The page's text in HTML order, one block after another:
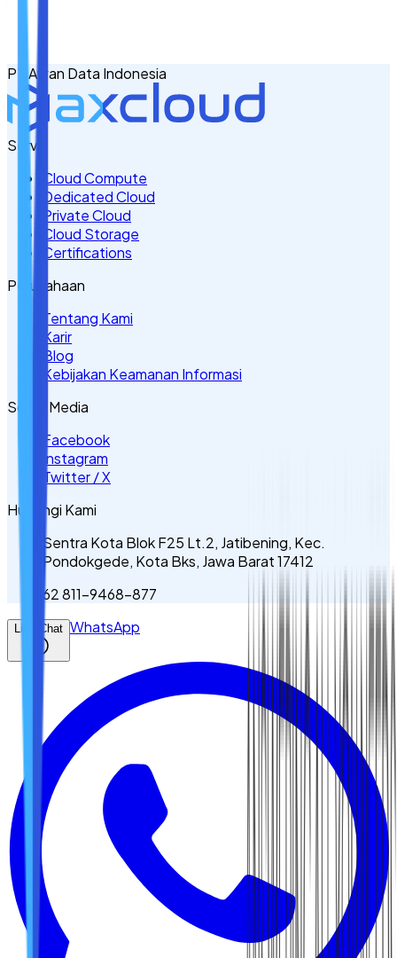
Tulis Kebutuhan Anda di Sini
PT Awan Data Indonesia
Servis
Cloud Compute
Dedicated Cloud
Private Cloud
Cloud Storage
Certifications
Perusahaan
Tentang Kami
Karir
Blog
Kebijakan Keamanan Informasi
Sosial Media
Facebook
Instagram
Twitter / X
Hubungi Kami
Sentra Kota Blok F25 Lt.2, Jatibening, Kec.
Pondokgede, Kota Bks, Jawa Barat 17412
62 811-9468-877
Live Chat WhatsApp